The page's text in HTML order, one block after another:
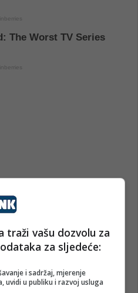
traži vašu dozvolu za
za sljedeće:
i sadržaj, mjerenje
uvidi u publiku i razvoj usluga